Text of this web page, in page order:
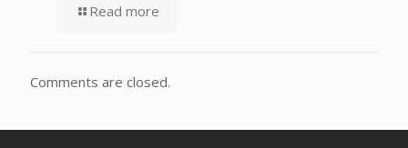
Read more
Comments are closed.